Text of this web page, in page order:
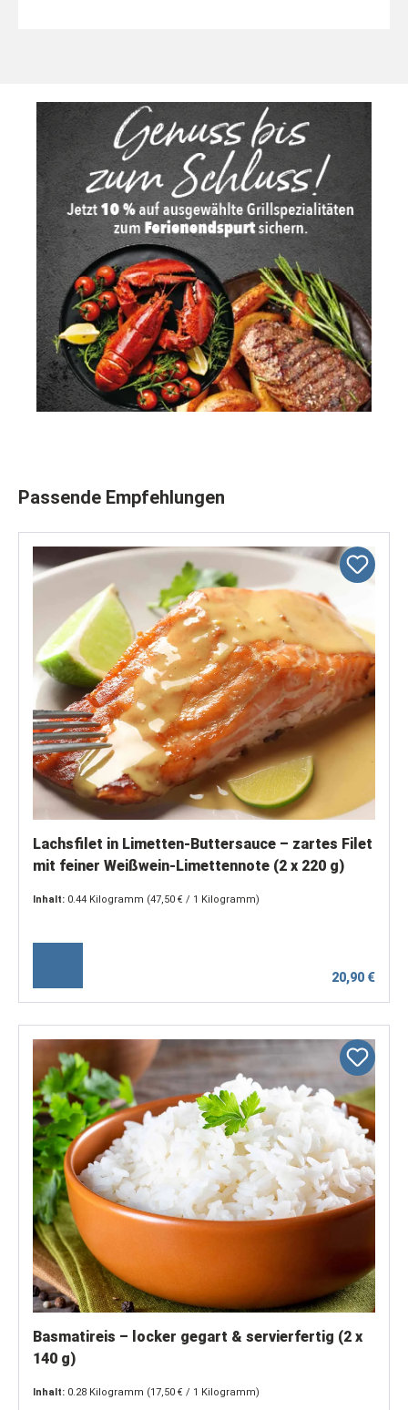
Produktgalerie überspringen
Passende Empfehlungen
Lachsfilet in Limetten-Buttersauce – zartes Filet
mit feiner Weißwein-Limettennote (2 x 220 g)
Inhalt: 0.44 Kilogramm (47,50 € / 1 Kilogramm)
20,90 €
Basmatireis – locker gegart & servierfertig (2 x
140 g)
Inhalt: 0.28 Kilogramm (17,50 € / 1 Kilogramm)